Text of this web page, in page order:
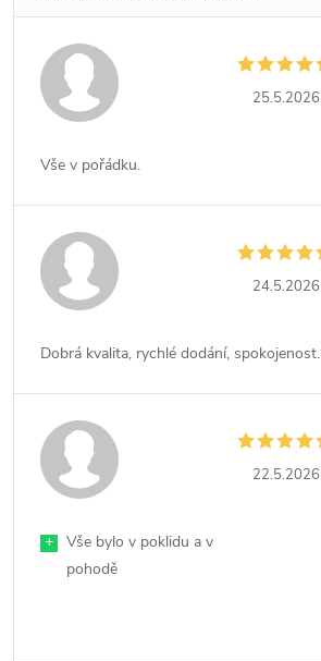
25.5.2026
Vše v pořádku.
24.5.2026
Dobrá kvalita, rychlé dodání, spokojenost.
22.5.2026
+
Vše bylo v poklidu a v
pohodě